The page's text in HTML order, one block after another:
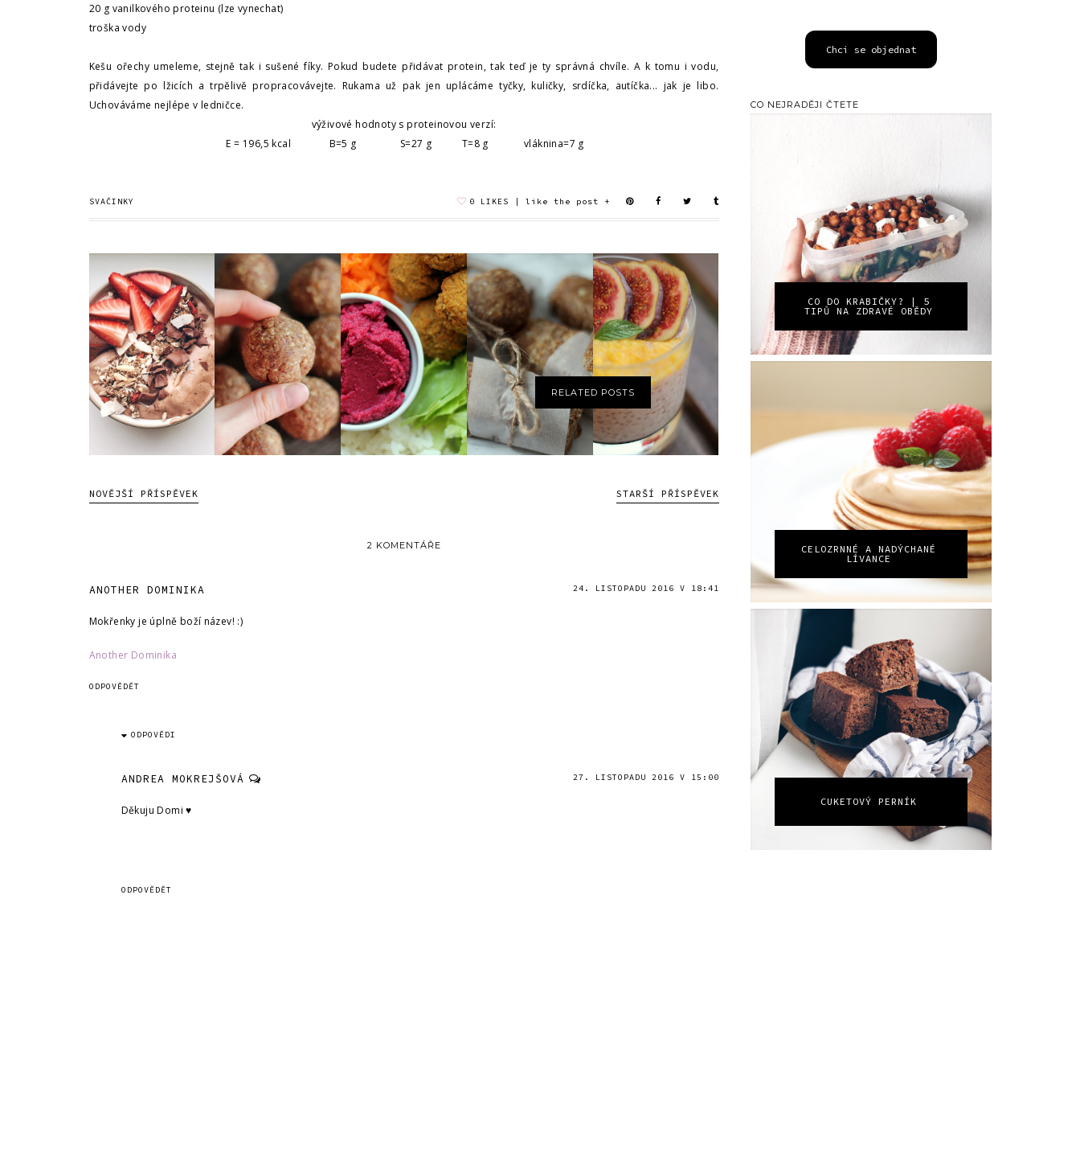
20 g vanilkového proteinu (lze vynechat)
troška vody
Kešu ořechy umeleme, stejně tak i sušené fíky. Pokud budete přidávat protein, tak teď je ty správná chvíle. A k tomu i vodu,
přidávejte po lžicích a trpělivě propracovávejte. Rukama už pak jen uplácáme tyčky, kuličky, srdíčka, autíčka... jak je libo.
Uchováváme nejlépe v ledničce.
výživové hodnoty s proteinovou verzí:
E = 196,5 kcal B=5 g S=27 g T=8 g vláknina=7 g
SVAČINKY 0
RELATED POSTS
BANANA CREAM |
OVOCNÁ
ZMRZLINA
PEANUT VANILLA
PROTEIN BALLS
HUMMUS Z
ČERVENÉ ŘEPY MOKŘENKY
TAPIOKOVÝ
PUDINK S
MANGOVÝM PYRÉ
A ...
NOVĚJŠÍ PŘÍSPĚVEK STARŠÍ PŘÍSPĚVEK
2 KOMENTÁŘE
ANOTHER DOMINIKA 24. LISTOPADU 2016 V 18:41
Mokřenky je úplně boží název! :)
Another Dominika
ODPOVĚDĚT
ODPOVĚDI
ANDREA MOKREJŠOVÁ 27. LISTOPADU 2016 V 15:00
Děkuju Domi ♥
ODPOVĚDĚT
Chci se objednat
CO NEJRADĚJI ČTETE
CO DO KRABIČKY? | 5
TIPŮ NA ZDRAVÉ OBĚDY
CELOZRNNÉ A NADÝCHANÉ
LÍVANCE
CUKETOVÝ PERNÍK